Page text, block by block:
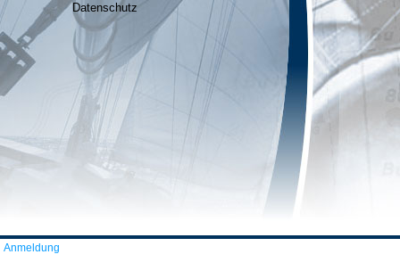
Datenschutz
Anmeldung